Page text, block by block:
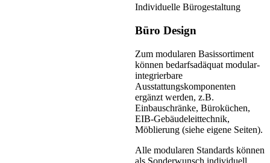
Individuelle Bürogestaltung
Büro Design
Zum modularen Basissortiment
können bedarfsadäquat modular-
integrierbare
Ausstattungskomponenten
ergänzt werden, z.B.
Einbauschränke, Büroküchen,
EIB-Gebäudeleittechnik,
Möblierung (siehe eigene Seiten).
Alle modularen Standards können
als Sonderwunsch individuell